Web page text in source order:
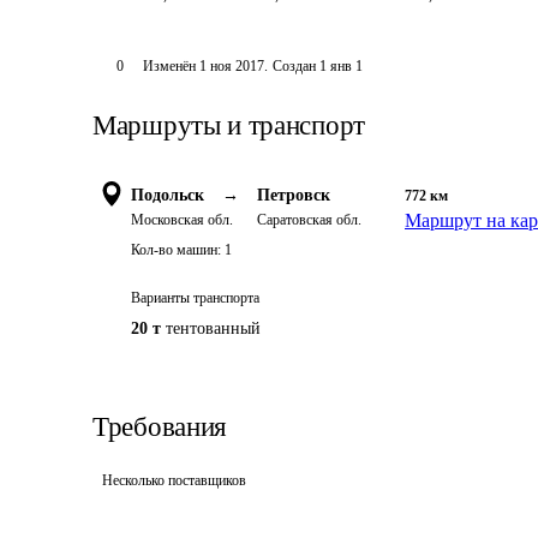
0 Изменён 1 ноя 2017. Создан 1 янв 1
Маршруты и транспорт
Подольск →
Московская обл.
Петровск
Саратовская обл.
772 км
Маршрут на
Кол-во машин: 1
Варианты транспорта
20 т тентованный
Требования
Несколько поставщиков